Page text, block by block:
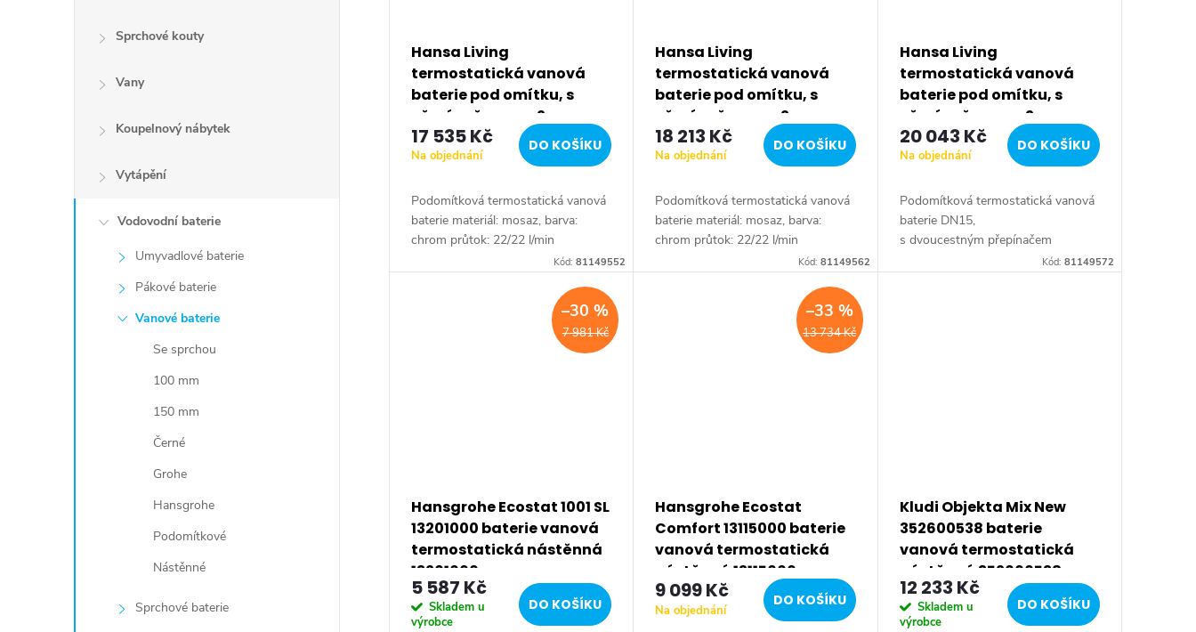
Sprchové kouty
Vany
Koupelnový nábytek
Vytápění
Vodovodní baterie
Umyvadlové baterie
Pákové baterie
Vanové baterie
Se sprchou
100 mm
150 mm
Černé
Grohe
Hansgrohe
Podomítkové
Nástěnné
Sprchové baterie
Hansa Living
termostatická vanová
baterie pod omítku, s
přepínačem pro 2
výstupy, chrom 81149552
17 535 Kč
Na objednání
DO KOŠÍKU
Podomítková termostatická vanová
baterie materiál: mosaz, barva:
chrom průtok: 22/22 l/min
(vana/sprcha) pro 2 výstupy, s
Kód:81149552
Hansa Living
termostatická vanová
baterie pod omítku, s
přepínačem pro 2
výstupy, chrom 81149562
18 213 Kč
Na objednání
DO KOŠÍKU
Podomítková termostatická vanová
baterie materiál: mosaz, barva:
chrom průtok: 22/22 l/min
(vana/sprcha) pro 2 výstupy, s
Kód: 81149562
Hansa Living
termostatická vanová
baterie pod omítku, s
přepínačem pro 2
výstupy, chrom 81149572
20 043 Kč
Na objednání
DO KOŠÍKU
Podomítková termostatická vanová
baterie DN15,
s dvoucestným přepínačem
materiál: mosaz barevné provedení:
Kód: 81149572
7 981 Kč
–30 %
Hansgrohe Ecostat 1001 SL
13201000 baterie vanová
termostatická nástěnná
13201000
5 587 Kč
Skladem u
výrobce
DO KOŠÍKU
13 734 Kč
–33 %
Hansgrohe Ecostat
Comfort 13115000 baterie
vanová termostatická
nástěnná 13115000
9 099 Kč
Na objednání
DO KOŠÍKU
Kludi Objekta Mix New
352600538 baterie
vanová termostatická
nástěnná 352600538
12 233 Kč
Skladem u
výrobce
DO KOŠÍKU